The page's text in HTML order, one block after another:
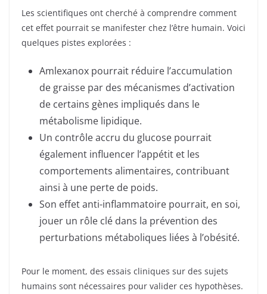
Les scientifiques ont cherché à comprendre comment
cet effet pourrait se manifester chez l’être humain. Voici
quelques pistes explorées :
Amlexanox pourrait réduire l’accumulation
de graisse par des mécanismes d’activation
de certains gènes impliqués dans le
métabolisme lipidique.
Un contrôle accru du glucose pourrait
également influencer l’appétit et les
comportements alimentaires, contribuant
ainsi à une perte de poids.
Son effet anti-inflammatoire pourrait, en soi,
jouer un rôle clé dans la prévention des
perturbations métaboliques liées à l’obésité.
Pour le moment, des essais cliniques sur des sujets
humains sont nécessaires pour valider ces hypothèses.